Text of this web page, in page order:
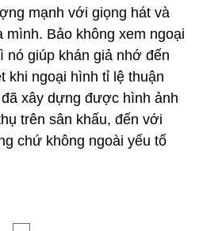
mạnh với giọng hát và
mình. Bảo không xem ngoại
nó giúp khán giả nhớ đến
khi ngoại hình tỉ lệ thuận
xây dựng được hình ảnh
trên sân khấu, đến với
chứ không ngoài yếu tố